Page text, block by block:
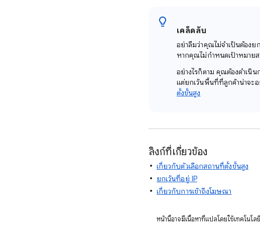
เคล็ดลับ
อย่าลืมว่าคุณไม่จำเป็นต้องย
หากคุณไม่กำหนดเป้าหมาย
อย่างไรก็ตาม คุณต้องดำเนิ
แต่ยกเว้นพื้นที่ที่ลูกค้าน่าจะอ
ตั้งขั้นสูง
ลิงก์ที่เกี่ยวข้อง
เกี่ยวกับตัวเลือกสถานที่ตั้งขั้นสูง
ยกเว้นที่อยู่ IP
เกี่ยวกับการเข้าถึงโฆษณา
หน้านี้อาจมีเนื้อหาที่แปลโดยใช้เทคโนโ